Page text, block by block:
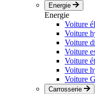
Energie
Energie
Voiture
Voiture
Voiture
Voiture
Voiture
Voiture
Voiture
Carrosserie